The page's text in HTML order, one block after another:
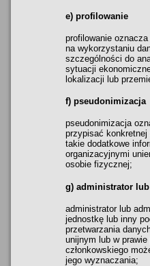
e) profilowanie
profilowanie
na wykorzystaniu
szczególności do
sytuacji
lokalizacji lub
f) pseudonimizacja
pseudonimizacja
przypisać
takie dodatkowe
organizacyjnymi
osobie fizycznej;
g) administrator
administrator lub
jednostkę lub inny
przetwarzania
unijnym lub w
członkowskiego
jego wyznaczania;